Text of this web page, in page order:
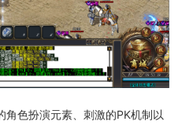
角色扮演元素、刺激的PK机制以